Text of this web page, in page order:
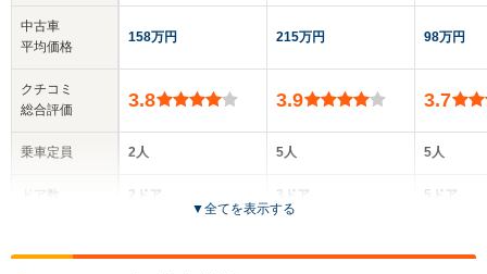
中古車
平均価格
クチコミ
総合評価
乗車定員
ドア数
158万円
3.8
2人
2ドア
215万円
3.9
5人
3ドア
98万円
3.7
5人
5ドア
▼全てを表示する